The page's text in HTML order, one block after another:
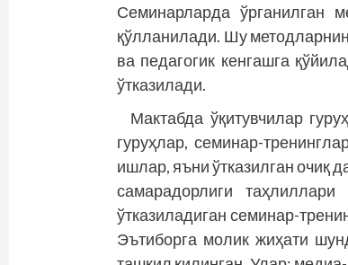
Семинарларда ўрганилган
қўлланилади. Шу
ва педагогик кенгашга
ўтказилади.
Мактабда ўқитувчилар
гуруҳлар, семинар-
ишлар, яъни ўтказилган очиқ
самарадорлиги
ўтказиладиган семинар-
Эътиборга молик жиҳати